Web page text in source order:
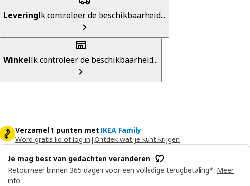
LeveringIk controleer de beschikbaarheid...
WinkelIk controleer de beschikbaarheid...
Verzamel 1 punten met IKEA Family
Word gratis lid of log in |Ontdek wat je kunt krijgen
Je mag best van gedachten veranderen
Retourneer binnen 365 dagen voor een volledige terugbetaling*. Meer
info